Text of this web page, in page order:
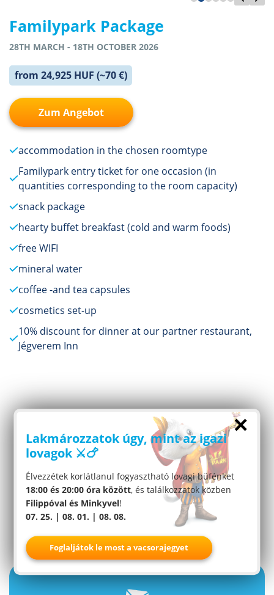
Familypark Package
28TH MARCH - 18TH OCTOBER 2026
from 24,925 HUF (~70 €)
Zum Angebot
accommodation in the chosen roomtype
Familypark entry ticket for one occasion (in
quantities corresponding to the room capacity)
snack package
hearty buffet breakfast (cold and warm foods)
free WIFI
mineral water
coffee -and tea capsules
cosmetics set-up
10% discount for dinner at our partner restaurant,
Jégverem Inn
×
Lakmározzatok úgy, mint az igazi
lovagok ⚔️🍗
Élvezzétek korlátlanul fogyasztható lovagi büfénket
18:00 és 20:00 óra között, és találkozzatok közben
Filippóval és Minkyvel!
07. 25. | 08. 01. | 08. 08.
Foglaljátok le most a vacsorajegyet